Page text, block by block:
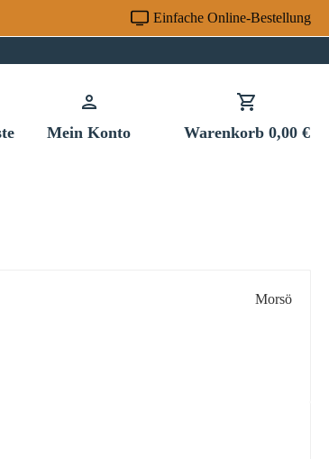
Einfache Online-Bestellung
Du hast 0 Produkte auf dem Merkzettel
Mein Konto Warenkorb 0,00 €
Morsö